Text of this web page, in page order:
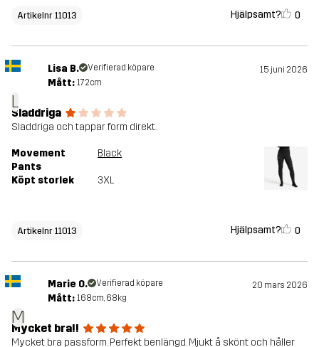
Artikelnr 11013 Hjälpsamt? 0
L
Lisa B. Verifierad köpare 15 juni 2026
Mått: 172cm
Sladdriga
Sladdriga och tappar form direkt.
Movement
Pants
Black
Köpt storlek 3XL
Artikelnr 11013 Hjälpsamt? 0
M
Marie O. Verifierad köpare 20 mars 2026
Mått: 168cm, 68kg
Mycket bra!!
Mycket bra passform. Perfekt benlängd. Mjukt å skönt och håller